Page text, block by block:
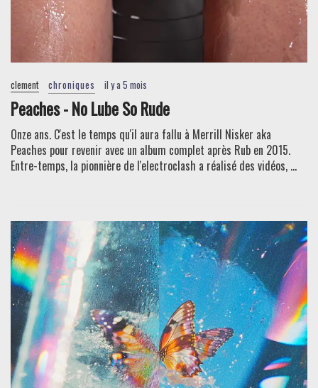
clement chroniques il y a 5 mois
Peaches - No Lube So Rude
Onze ans. C'est le temps qu'il aura fallu à Merrill Nisker aka
Peaches pour revenir avec un album complet après Rub en 2015.
Entre-temps, la pionnière de l'electroclash a réalisé des vidéos, ...